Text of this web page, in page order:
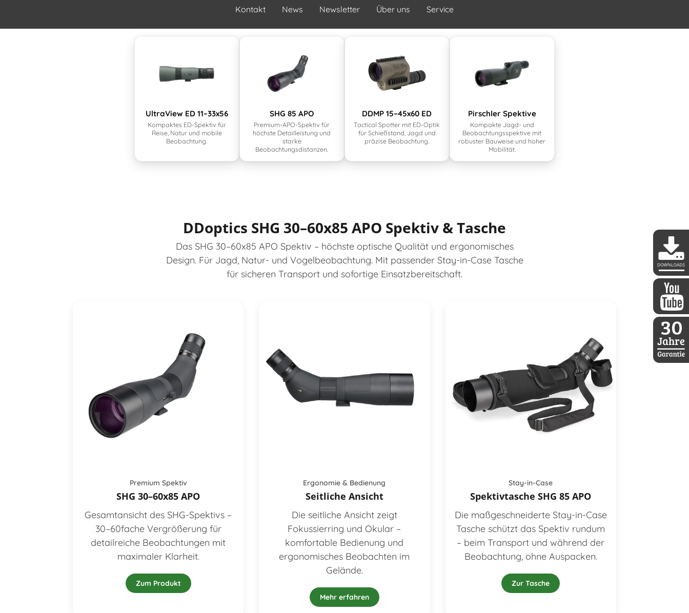
Kontakt News Newsletter Über uns Service
UltraView ED 11–33x56
Kompaktes ED-Spektiv für
Reise, Natur und mobile
Beobachtung.
SHG 85 APO
Premium-APO-Spektiv für
höchste Detailleistung und
starke
Beobachtungsdistanzen.
DDMP 15–45x60 ED
Tactical Spotter mit ED-Optik
für Schießstand, Jagd und
präzise Beobachtung.
Pirschler Spektive
Kompakte Jagd- und
Beobachtungsspektive mit
robuster Bauweise und hoher
Mobilität.
DDoptics SHG 30–60x85 APO Spektiv & Tasche
Das SHG 30–60x85 APO Spektiv – höchste optische Qualität und ergonomisches
Design. Für Jagd, Natur- und Vogelbeobachtung. Mit passender Stay-in-Case Tasche
für sicheren Transport und sofortige Einsatzbereitschaft.
Premium Spektiv
SHG 30–60x85 APO
Gesamtansicht des SHG-Spektivs –
30–60fache Vergrößerung für
detailreiche Beobachtungen mit
maximaler Klarheit.
Zum Produkt
Ergonomie & Bedienung
Seitliche Ansicht
Die seitliche Ansicht zeigt
Fokussierring und Okular –
komfortable Bedienung und
ergonomisches Beobachten im
Gelände.
Mehr erfahren
Stay-in-Case
Spektivtasche SHG 85 APO
Die maßgeschneiderte Stay-in-Case
Tasche schützt das Spektiv rundum
– beim Transport und während der
Beobachtung, ohne Auspacken.
Zur Tasche
DDoptics
DDoptics